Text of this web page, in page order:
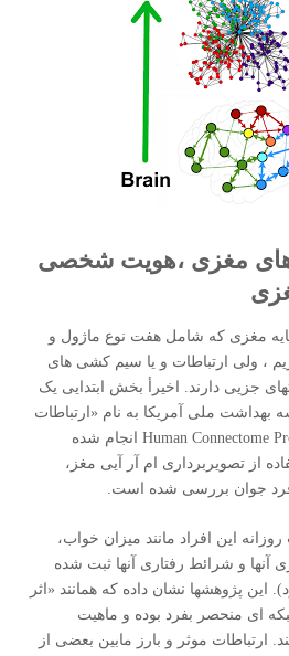
های مغزی ،هویت شخصی
مغزی که شامل هفت نوع ماژول و
، ولی ارتباطات و یا سیم کشی های
جزیی دارند. اخیرأ بخش ابتدایی یک
ملی آمریکا به نام «ارتباطات
شبکه های مغزی و یا Human Connectome Project انجام شده
از تصویربرداری ام آر آیی مغز،
این افراد مانند میزان خواب،
آنها و شرائط رفتاری آنها ثبت شده
فرد). این پژوهشها نشان داده که همانند «اثر
ای منحصر بفرد بوده و ماهیت
ارتباطات موثر و بارز مابین بعضی از